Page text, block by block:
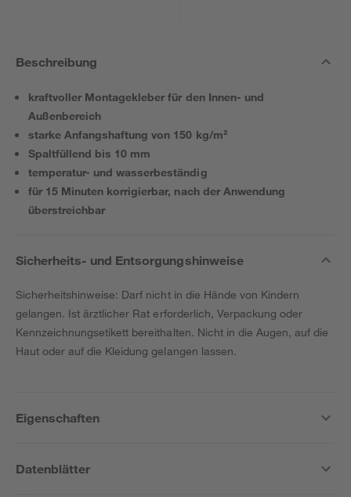
Beschreibung
kraftvoller Montagekleber für den Innen- und
Außenbereich
starke Anfangshaftung von 150 kg/m²
Spaltfüllend bis 10 mm
temperatur- und wasserbeständig
für 15 Minuten korrigierbar, nach der Anwendung
überstreichbar
Sicherheits- und Entsorgungshinweise
Sicherheitshinweise: Darf nicht in die Hände von Kindern
gelangen. Ist ärztlicher Rat erforderlich, Verpackung oder
Kennzeichnungsetikett bereithalten. Nicht in die Augen, auf die
Haut oder auf die Kleidung gelangen lassen.
Eigenschaften
Datenblätter